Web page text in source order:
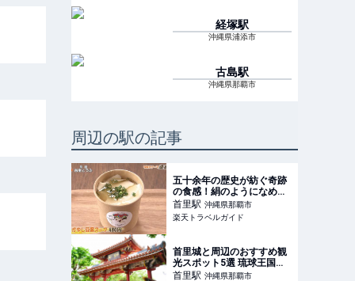
経塚駅
沖縄県浦添市
古島駅
沖縄県那覇市
周辺の駅の記事
五十余年の歴史が紡ぐ奇跡
の食感！絹のようになめら
かなゆし豆腐スープ 「茶屋
首里とうふ」（那覇市）
【楽天トラベル】
首里駅 沖縄県那覇市
楽天トラベルガイド
首里城と周辺のおすすめ観
光スポット5選 琉球王国の
歴史を感じる！ | トラベル
首里駅 沖縄県那覇市